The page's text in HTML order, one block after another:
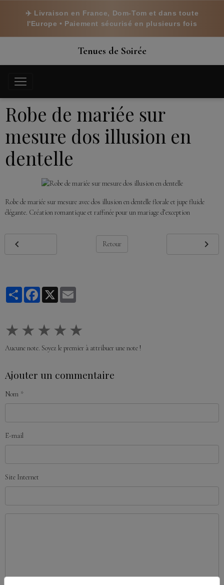
✈️ Livraison en France, Dom-Tom et dans toute
l'Europe • Paiement sécurisé en plusieurs fois
Tenues de Soirée
Robe de mariée sur
mesure dos illusion en
dentelle
Robe de mariée sur mesure avec dos illusion en dentelle florale et jupe fluide
élégante. Création romantique et raffinée pour un mariage d’exception
Retour
PartagerFacebook
X
★ ★ ★ ★ ★
Aucune note. Soyez le premier à attribuer une note !
Ajouter un commentaire
Nom
E-mail
Site Internet